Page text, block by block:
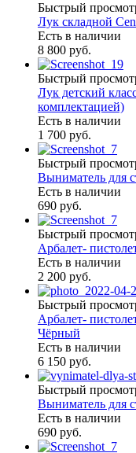
Быстрый
Лук складной
Есть в наличии
8 800 руб.
Быстрый
Лук детский
комплектацией)
Есть в наличии
1 700 руб.
Быстрый
Выниматель для
Есть в наличии
690 руб.
Быстрый
Арбалет-
Есть в наличии
2 200 руб.
Быстрый
Арбалет-
Чёрный
Есть в наличии
6 150 руб.
Быстрый
Выниматель для
Есть в наличии
690 руб.